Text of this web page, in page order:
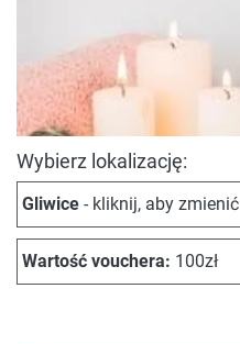
Wybierz lokalizację:
Gliwice - kliknij, aby zmienić
Wartość vouchera: 100zł